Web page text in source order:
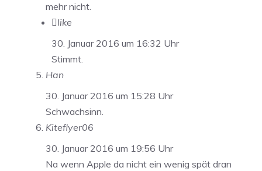
mehr nicht.
like
30. Januar 2016 um 16:32 Uhr
Stimmt.
Han
30. Januar 2016 um 15:28 Uhr
Schwachsinn.
Kiteflyer06
30. Januar 2016 um 19:56 Uhr
Na wenn Apple da nicht ein wenig spät dran